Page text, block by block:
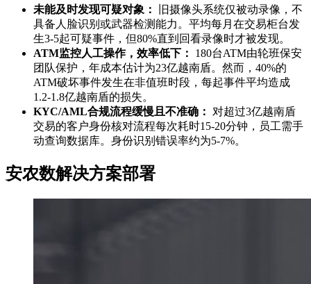
未能及时发现可疑对象：
旧摄像头系统仅被动录像，不
具备人脸识别或武器检测能力。平均每月在交易柜台发
生3-5起可疑事件，但80%直到回看录像时才被发现。
ATM监控人工操作，效率低下：
180台ATM由轮班保安
团队保护，年成本估计为23亿越南盾。然而，40%的
ATM破坏事件发生在非值班时段，每起事件平均造成
1.2-1.8亿越南盾的损失。
KYC/AML合规流程缓慢且不准确：
对超过3亿越南盾
交易的客户身份核对流程每次耗时15-20分钟，员工需手
动查询数据库。身份识别错误率约为5-7%。
安农数解决方案部署